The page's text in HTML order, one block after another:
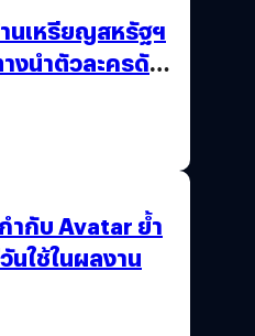
นเหรียญสหรัฐฯ
งนำตัวละครดัง
ำกับ Avatar ย้ำ
นใช้ในผลงาน